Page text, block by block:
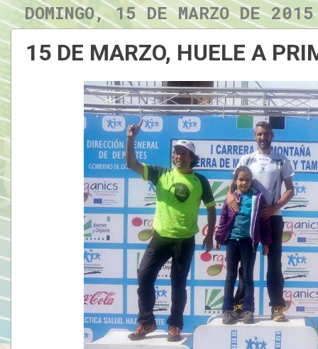
DOMINGO, 15 DE MARZO DE 2015
15 DE MARZO, HUELE A